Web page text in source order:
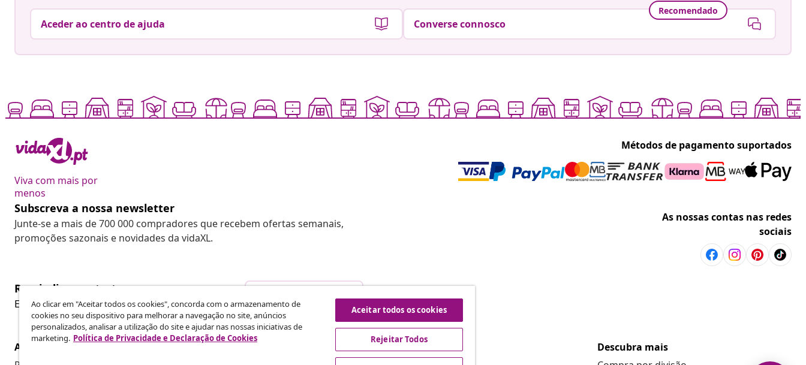
Aceder ao centro de ajuda
Recomendado
Converse connosco
Viva com mais por
menos
Métodos de pagamento suportados
Subscreva a nossa newsletter
Junte-se a mais de 700 000 compradores que recebem ofertas semanais,
promoções sazonais e novidades da vidaXL.
As nossas contas nas redes
sociais
Rescindir o contrato
Envie um pedido de rescisão da sua encomenda.
Rescindir o contrato
Atendimento ao cliente
vidaXL
Descubra mais
Ao clicar em "Aceitar todos os cookies", concorda com o armazenamento de
cookies no seu dispositivo para melhorar a navegação no site, anúncios
personalizados, analisar a utilização do site e ajudar nas nossas iniciativas de
marketing. Política de Privacidade e Declaração de Cookies
Aceitar todos os cookies
Rejeitar Todos